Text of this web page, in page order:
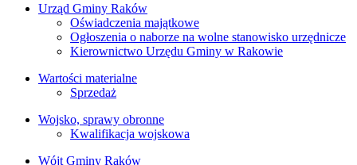
Urząd Gminy Raków
Oświadczenia majątkowe
Ogłoszenia o naborze na wolne stanowisko urzędnicze
Kierownictwo Urzędu Gminy w Rakowie
Wartości materialne
Sprzedaż
Wojsko, sprawy obronne
Kwalifikacja wojskowa
Wójt Gminy Raków